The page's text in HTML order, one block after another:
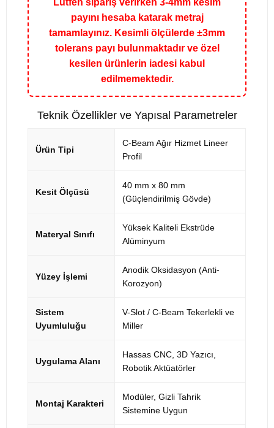
payını hesaba katarak metraj
tamamlayınız. Kesimli ölçülerde ±3mm
tolerans payı bulunmaktadır ve özel
kesilen ürünlerin iadesi kabul
edilmemektedir.
Teknik Özellikler ve Yapısal Parametreler
Ürün Tipi
C-Beam Ağır Hizmet Lineer
Profil
Kesit Ölçüsü
40 mm x 80 mm
(Güçlendirilmiş Gövde)
Materyal Sınıfı
Yüksek Kaliteli Ekstrüde
Alüminyum
Yüzey İşlemi
Anodik Oksidasyon (Anti-
Korozyon)
Sistem
Uyumluluğu
V-Slot / C-Beam Tekerlekli ve
Miller
Uygulama Alanı
Hassas CNC, 3D Yazıcı,
Robotik Aktüatörler
Montaj Karakteri
Modüler, Gizli Tahrik
Sistemine Uygun